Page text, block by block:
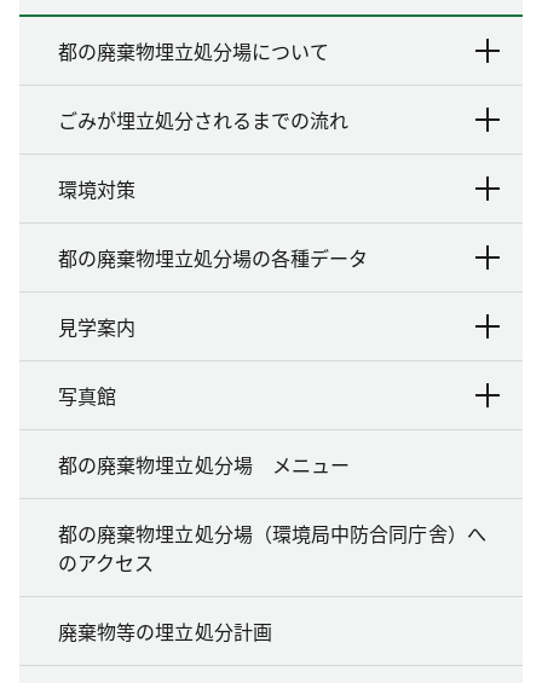
都の廃棄物埋立処分場について
ごみが埋立処分されるまでの流れ
環境対策
都の廃棄物埋立処分場の各種データ
見学案内
写真館
都の廃棄物埋立処分場 メニュー
都の廃棄物埋立処分場（環境局中防合同庁舎）へ
のアクセス
廃棄物等の埋立処分計画